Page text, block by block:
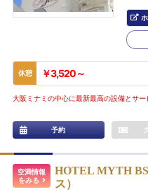
休憩 ￥3,520～
大阪ミナミの中心に最新最高の設備とサー
予約
空満情報
をみる
HOTEL MYTH
ス）